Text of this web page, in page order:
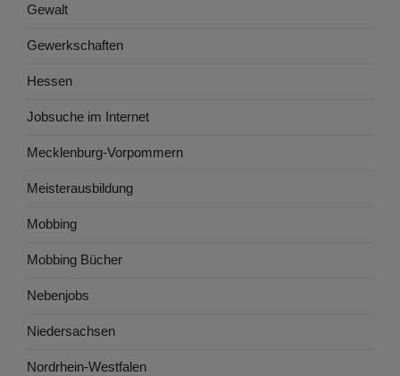
Gewalt
Gewerkschaften
Hessen
Jobsuche im Internet
Mecklenburg-Vorpommern
Meisterausbildung
Mobbing
Mobbing Bücher
Nebenjobs
Niedersachsen
Nordrhein-Westfalen